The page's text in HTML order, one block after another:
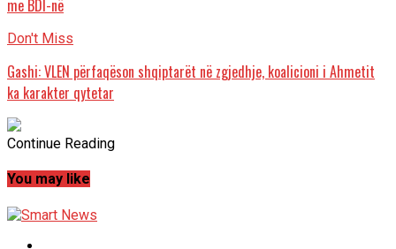
me BDI-në
Don't Miss
Gashi: VLEN përfaqëson shqiptarët në zgjedhje, koalicioni i Ahmetit
ka karakter qytetar
Continue Reading
You may like